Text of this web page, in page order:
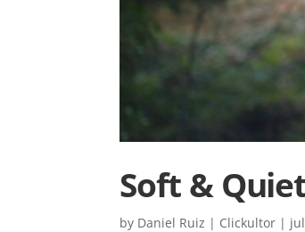
Soft &
by Daniel Ruiz | Clickultor |